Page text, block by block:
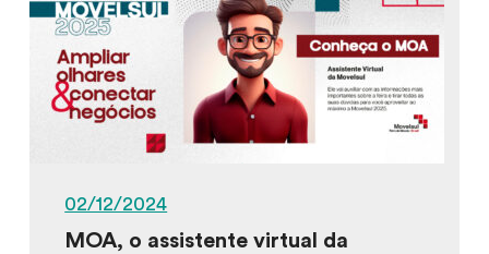
02/12/2024
MOA, o assistente virtual da